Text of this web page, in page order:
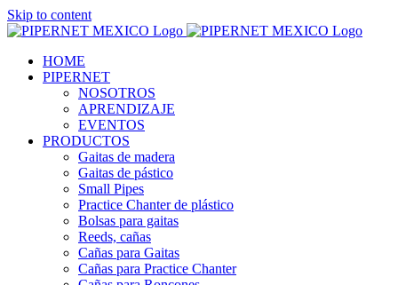
Skip to content
HOME
PIPERNET
NOSOTROS
APRENDIZAJE
EVENTOS
PRODUCTOS
Gaitas de madera
Gaitas de pástico
Small Pipes
Practice Chanter de plástico
Bolsas para gaitas
Reeds, cañas
Cañas para Gaitas
Cañas para Practice Chanter